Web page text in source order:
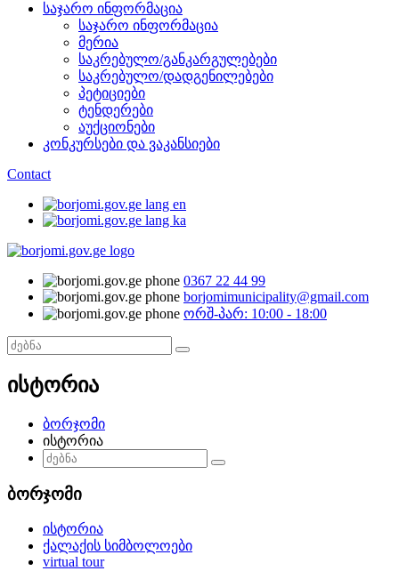
საჯარო ინფორმაცია
საჯარო ინფორმაცია
მერია
საკრებულო/განკარგულებები
საკრებულო/დადგენილებები
პეტიციები
ტენდერები
აუქციონები
კონკურსები და ვაკანსიები
Contact
0367 22 44 99
borjomimunicipality@gmail.com
ორშ-პარ: 10:00 - 18:00
ისტორია
ბორჯომი
ისტორია
ბორჯომი
ისტორია
ქალაქის სიმბოლოები
virtual tour